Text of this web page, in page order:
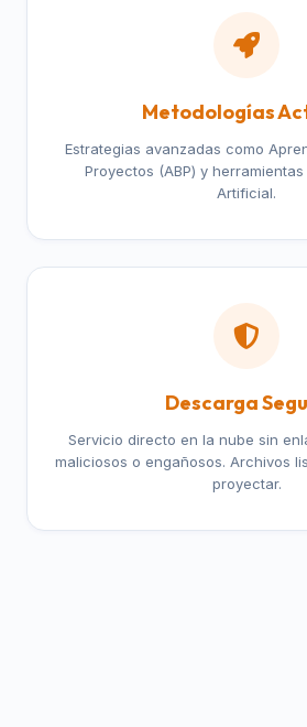
Metodologías
Estrategias avanzadas como
Proyectos (ABP) y
Artificial.
Descarga
Servicio directo en la nube sin
maliciosos o engañosos. Archivos
proyectar.